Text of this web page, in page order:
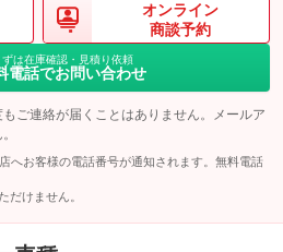
オンライン
商談予約
ずは在庫確認・見積り依頼
電話でお問い合わせ
ご連絡が届くことはありません。メールア
へお客様の電話番号が通知されます。無料電話
だけません。